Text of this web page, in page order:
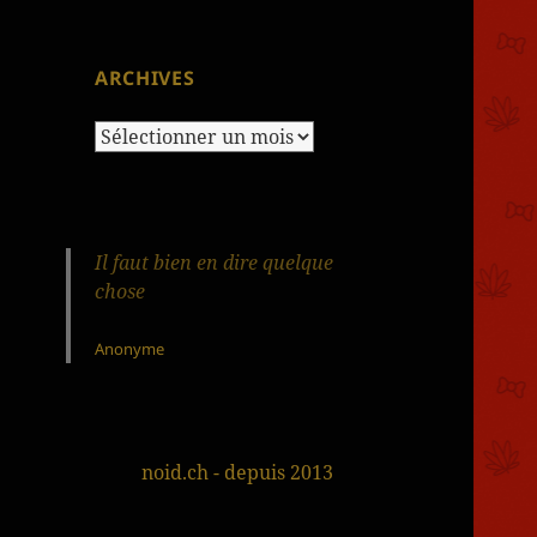
ARCHIVES
Archives
Il faut bien en dire quelque
chose
Anonyme
noid.ch - depuis 2013